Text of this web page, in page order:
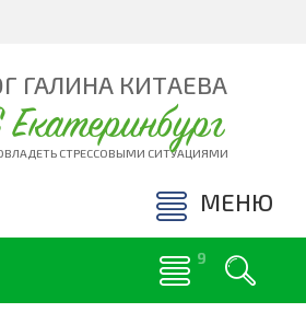
ГАЛИНА КИТАЕВА
СТРЕССОВЫМИ СИТУАЦИЯМИ
МЕНЮ